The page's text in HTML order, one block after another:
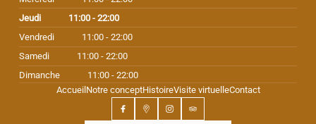
Jeudi
11:00 - 22:00
Vendredi
11:00 - 22:00
Samedi
11:00 - 22:00
Dimanche
11:00 - 22:00
Accueil Notre conceptHistoireVisite virtuelleContact